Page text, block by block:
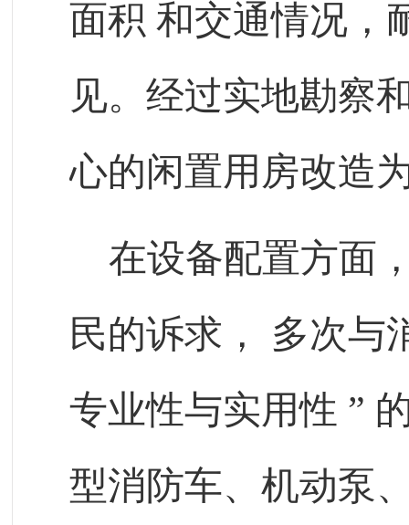
面积 和交通情况，
见。经过实地勘察
心的闲置用房改造
在设备配置方面
民的诉求， 多次与
专业性与实用性 ”
型消防车、机动泵